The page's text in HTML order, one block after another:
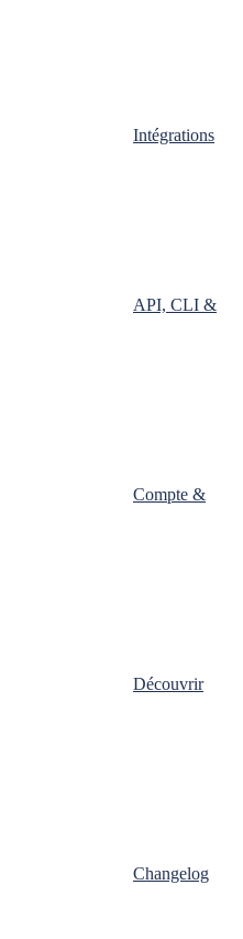
Intégrations
API, CLI &
Compte &
Découvrir
Changelog